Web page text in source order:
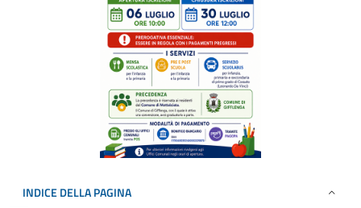
INDICE DELLA PAGINA